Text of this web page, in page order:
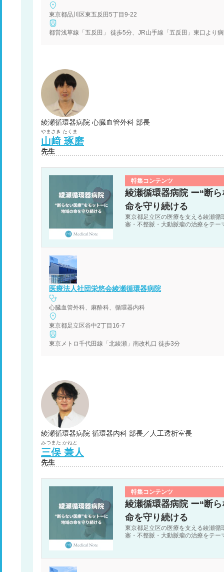
東京都品川区東五反田5丁目9-22
都営浅草線「五反田」 徒歩5分、JR山手線「五反田」東口より
綾瀬循環器病院 心臓血管外科 部長
やまさき たくま
山﨑 琢磨
先生
特集コンテンツ
綾瀬循環器病院 ー“断
命を守り続ける
東京都足立区の医療を支える綾瀬
塞・不整脈・大動脈瘤の治療をテー
医療法人社団栄悠会綾瀬循環器病院
心臓血管外科、麻酔科、循環器内科
東京都足立区谷中2丁目16-7
東京メトロ千代田線「北綾瀬」南改札口 徒歩3分
綾瀬循環器病院 循環器内科 部長／人工透析室長
みつまた かねと
三俣 兼人
先生
特集コンテンツ
綾瀬循環器病院 ー“断
命を守り続ける
東京都足立区の医療を支える綾瀬
塞・不整脈・大動脈瘤の治療をテー